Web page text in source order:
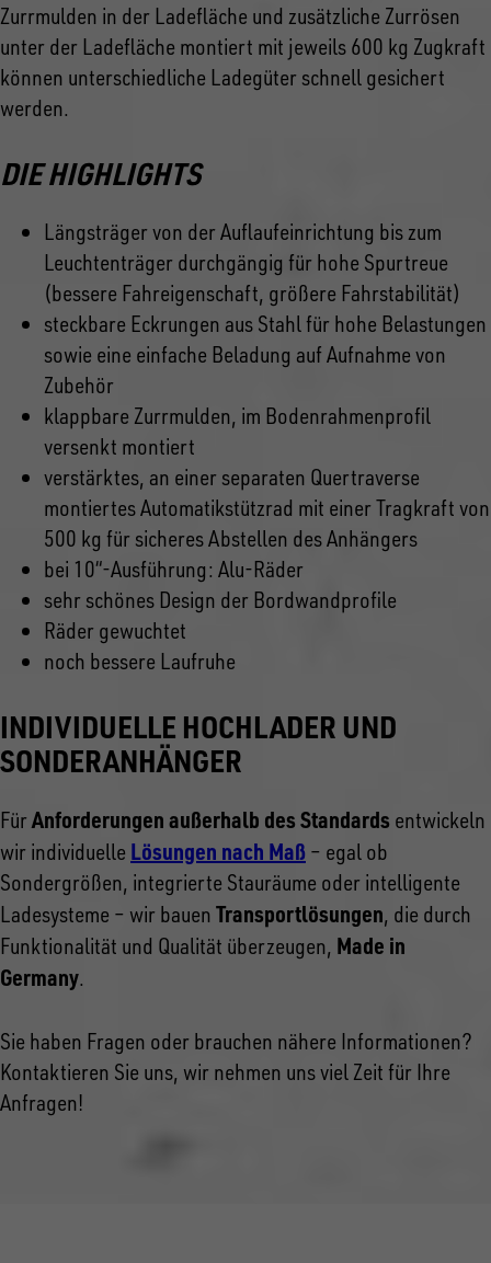
Zurrmulden in der Ladefläche und zusätzliche Zurrösen
unter der Ladefläche montiert mit jeweils 600 kg Zugkraft
können unterschiedliche Ladegüter schnell gesichert
werden.
DIE HIGHLIGHTS
Längsträger von der Auflaufeinrichtung bis zum
Leuchtenträger durchgängig für hohe Spurtreue
(bessere Fahreigenschaft, größere Fahrstabilität)
steckbare Eckrungen aus Stahl für hohe Belastungen
sowie eine einfache Beladung auf Aufnahme von
Zubehör
klappbare Zurrmulden, im Bodenrahmenprofil
versenkt montiert
verstärktes, an einer separaten Quertraverse
montiertes Automatikstützrad mit einer Tragkraft von
500 kg für sicheres Abstellen des Anhängers
bei 10“-Ausführung: Alu-Räder
sehr schönes Design der Bordwandprofile
Räder gewuchtet
noch bessere Laufruhe
INDIVIDUELLE HOCHLADER UND
SONDERANHÄNGER
Für Anforderungen außerhalb des Standards entwickeln
wir individuelle Lösungen nach Maß – egal ob
Sondergrößen, integrierte Stauräume oder intelligente
Ladesysteme – wir bauen Transportlösungen, die durch
Funktionalität und Qualität überzeugen, Made in
Germany.
Sie haben Fragen oder brauchen nähere Informationen?
Kontaktieren Sie uns, wir nehmen uns viel Zeit für Ihre
Anfragen!